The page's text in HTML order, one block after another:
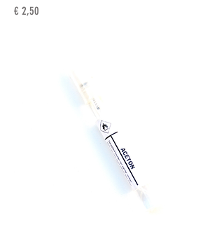
Prijs
€ 2,50